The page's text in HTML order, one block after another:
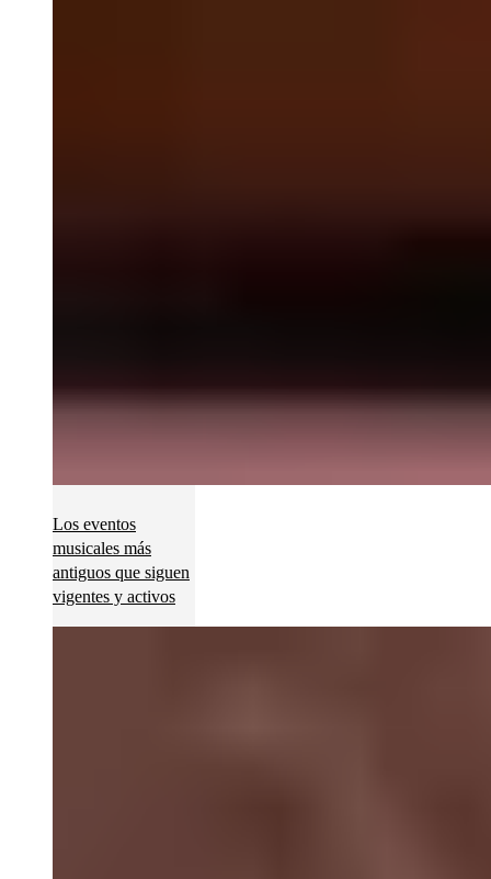
Los eventos
musicales más
antiguos que siguen
vigentes y activos